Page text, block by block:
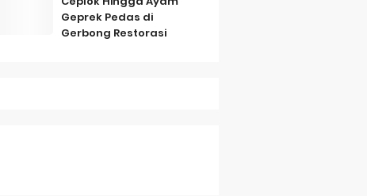
Geprek Pedas di
Gerbong Restorasi